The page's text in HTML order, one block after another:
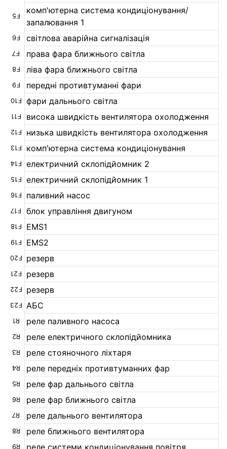
F5
комп'ютерна система кондиціонування/
запалювання 1
F6 світлова аварійна сигналізація
F7 права фара ближнього світла
F8 ліва фара ближнього світла
F9 передні противтуманні фари
F10 фари дальнього світла
F11 висока швидкість вентилятора охолодження
F12 низька швидкість вентилятора охолодження
F13 комп'ютерна система кондиціонування
F14 електричний склопідйомник 2
F15 електричний склопідйомник 1
F16 паливний насос
F17 блок управління двигуном
F18 EMS1
F19 EMS2
F20 резерв
F21 резерв
F22 резерв
F23 АБС
R1 реле паливного насоса
R2 реле електричного склопідйомника
R3 реле стояночного ліхтаря
R4 реле передніх противтуманних фар
R5 реле фар дальнього світла
R6 реле фар ближнього світла
R7 реле дальнього вентилятора
R8 реле ближнього вентилятора
R9 реле системи кондиціонування повітря